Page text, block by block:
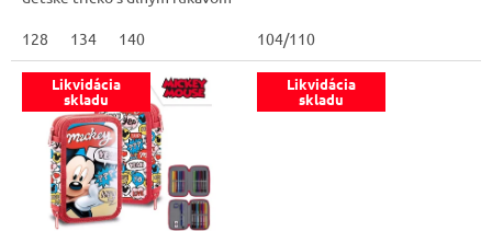
128 134 140 104/110
Likvidácia
skladu
Likvidácia
skladu